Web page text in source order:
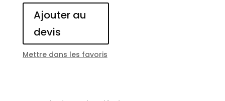
Ajouter au
devis
Mettre dans les favoris